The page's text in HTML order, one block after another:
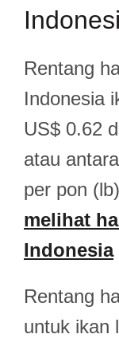
Rentang
Indonesia
US$ 0.62
atau
per pon
melihat
Indonesia
Rentang
untuk ikan